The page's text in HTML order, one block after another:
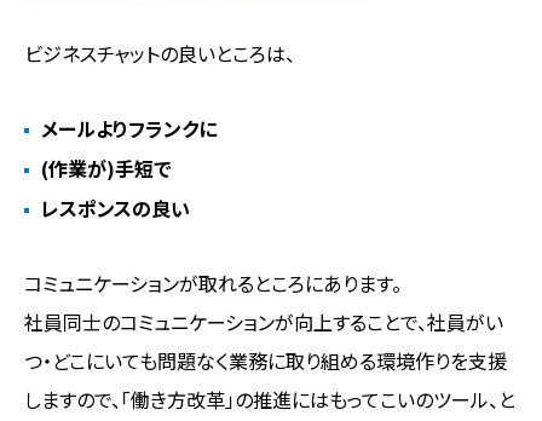
ビジネスチャットの良いところは、
メールよりフランクに
(作業が)手短で
レスポンスの良い
コミュニケーションが取れるところにあります。
社員同士のコミュニケーションが向上することで、社員がい
つ・どこにいても問題なく業務に取り組める環境作りを支援
しますので、「働き方改革」の推進にはもってこいのツール、と